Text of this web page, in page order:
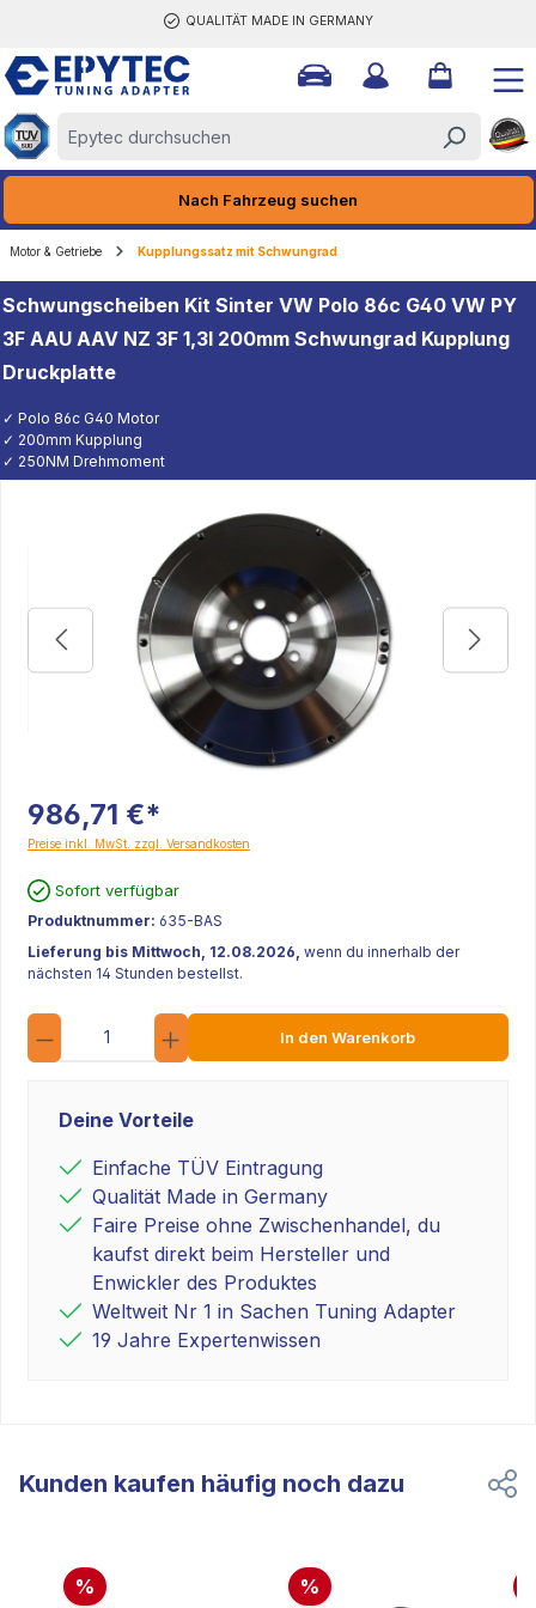
QUALITÄT MADE IN GERMANY
Nach Fahrzeug suchen
Motor & Getriebe Kupplungssatz mit Schwungrad
Schwungscheiben Kit Sinter VW Polo 86c G40 VW PY
3F AAU AAV NZ 3F 1,3l 200mm Schwungrad Kupplung
Druckplatte
✓ Polo 86c G40 Motor
✓ 200mm Kupplung
✓ 250NM Drehmoment
986,71 €*
Preise inkl. MwSt. zzgl. Versandkosten
Sofort verfügbar
Produktnummer: 635-BAS
Lieferung bis Mittwoch, 12.08.2026, wenn du innerhalb der
nächsten 14 Stunden bestellst.
Anzahl
In den Warenkorb
Deine Vorteile
Einfache TÜV Eintragung
Qualität Made in Germany
Faire Preise ohne Zwischenhandel, du
kaufst direkt beim Hersteller und
Enwickler des Produktes
Weltweit Nr 1 in Sachen Tuning Adapter
19 Jahre Expertenwissen
Kunden kaufen häufig noch dazu
% %